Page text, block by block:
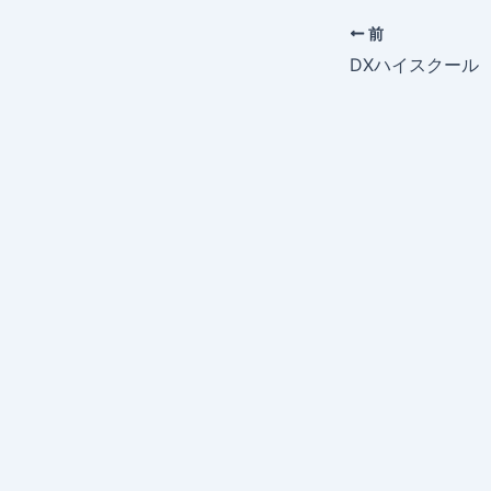
前
DXハイスクール